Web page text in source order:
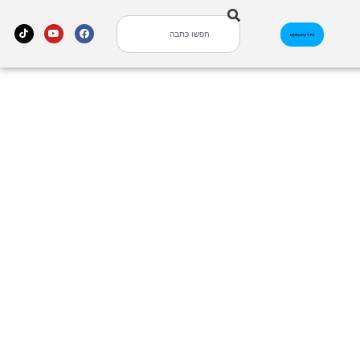
אינדקס עסקים